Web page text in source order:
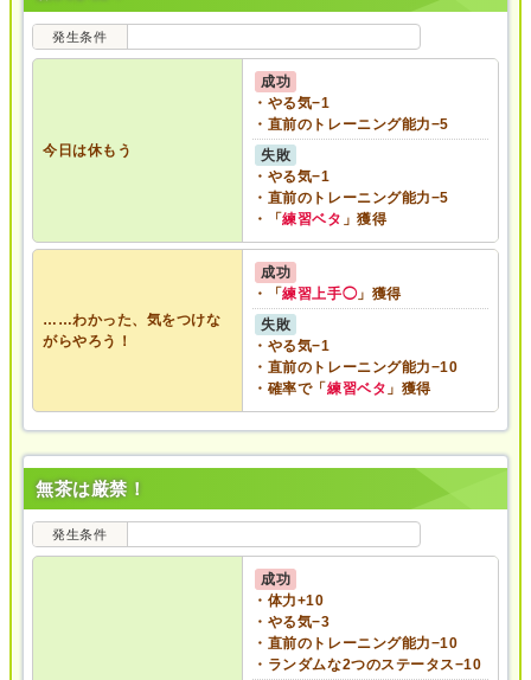
発生条件
今日は休もう
成功
・やる気−1
・直前のトレーニング能力−5
失敗
・やる気−1
・直前のトレーニング能力−5
・「練習ベタ 」獲得
……わかった、気をつけな
がらやろう！
成功
・「練習上手◯」獲得
失敗
・やる気−1
・直前のトレーニング能力−10
・確率で「練習ベタ 」獲得
無茶は厳禁！
発生条件
成功
・体力+10
・やる気−3
・直前のトレーニング能力−10
・ランダムな2つのステータス−10